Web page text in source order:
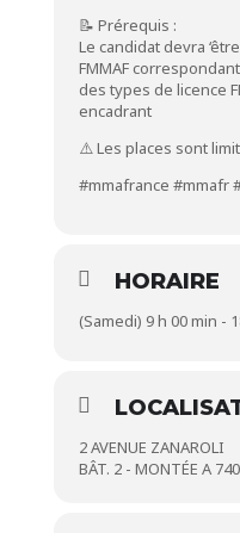
📝 Prérequis :
Le candidat devra
FMMAF
des types de licence
encadrant
⚠️ Les places sont
#mmafrance #mmafr
HORAIRE
(Samedi) 9 h 00 min -
2 AVENUE ZANAROLI
BÂT. 2 - MONTÉE A